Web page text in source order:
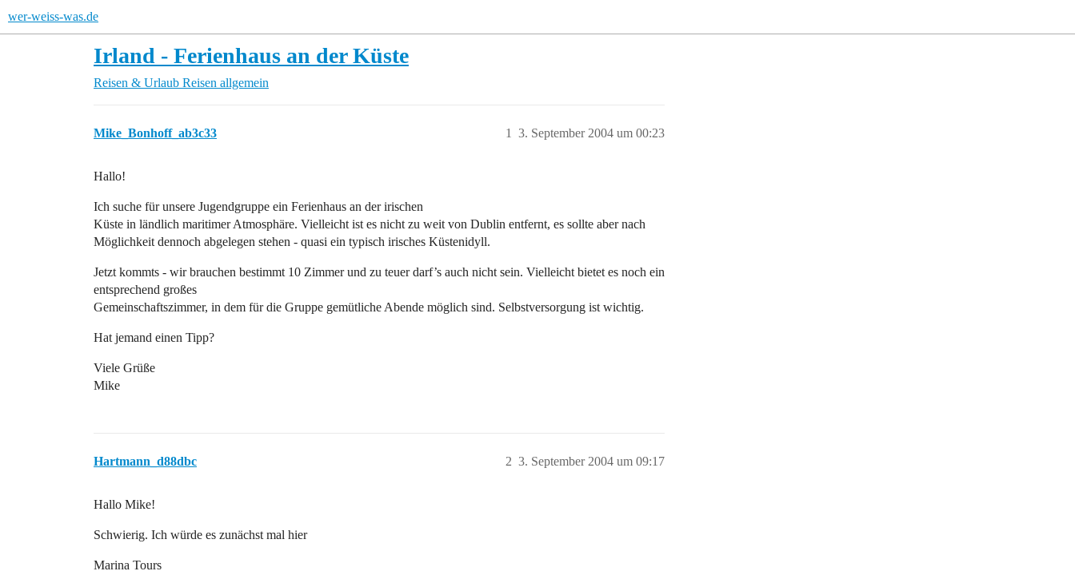
wer-weiss-was.de
Irland - Ferienhaus an der Küste
Reisen & Urlaub Reisen allgemein
Mike_Bonhoff_ab3c33 3. September 2004 um 00:23
1
Hallo!
Ich suche für unsere Jugendgruppe ein Ferienhaus an der irischen
Küste in ländlich maritimer Atmosphäre. Vielleicht ist es nicht zu weit von Dublin entfernt, es sollte aber nach
Möglichkeit dennoch abgelegen stehen - quasi ein typisch irisches Küstenidyll.
Jetzt kommts - wir brauchen bestimmt 10 Zimmer und zu teuer darf’s auch nicht sein. Vielleicht bietet es noch ein
entsprechend großes
Gemeinschaftszimmer, in dem für die Gruppe gemütliche Abende möglich sind. Selbstversorgung ist wichtig.
Hat jemand einen Tipp?
Viele Grüße
Mike
Hartmann_d88dbc 3. September 2004 um 09:17
2
Hallo Mike!
Schwierig. Ich würde es zunächst mal hier
Marina Tours